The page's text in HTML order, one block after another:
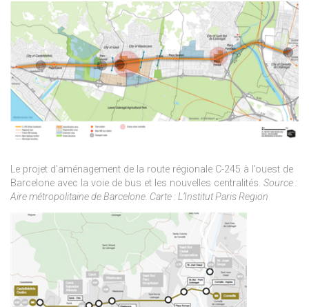
Le projet d’aménagement de la route régionale C-245 à l’ouest de
Barcelone avec la voie de bus et les nouvelles centralités. Source :
Aire métropolitaine de Barcelone. Carte : L’Institut Paris Region